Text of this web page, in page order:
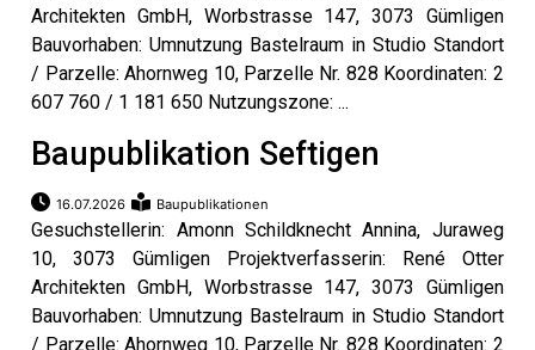
Architekten GmbH, Worbstrasse 147, 3073 Gümligen
Bauvorhaben: Umnutzung Bastelraum in Studio Standort
/ Parzelle: Ahornweg 10, Parzelle Nr. 828 Koordinaten: 2
607 760 / 1 181 650 Nutzungszone: ...
Baupublikation Seftigen
16.07.2026 Baupublikationen
Gesuchstellerin: Amonn Schildknecht Annina, Juraweg
10, 3073 Gümligen Projektverfasserin: René Otter
Architekten GmbH, Worbstrasse 147, 3073 Gümligen
Bauvorhaben: Umnutzung Bastelraum in Studio Standort
/ Parzelle: Ahornweg 10, Parzelle Nr. 828 Koordinaten: 2